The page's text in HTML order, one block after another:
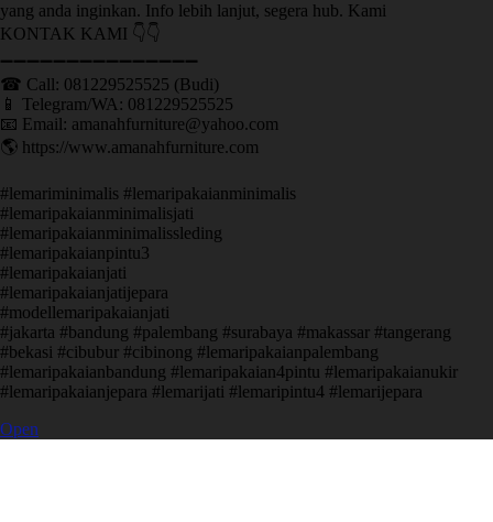
yang anda inginkan. Info lebih lanjut, segera hub. Kami
KONTAK KAMI 👇👇
➖➖➖➖➖➖➖➖➖➖➖➖➖➖➖ ㅤ
☎ Call: 081229525525 (Budi)
📱 Telegram/WA: 081229525525
📧 Email: amanahfurniture@yahoo.com
🌎 https://www.amanahfurniture.com
#lemariminimalis #lemaripakaianminimalis
#lemaripakaianminimalisjati
#lemaripakaianminimalissleding
#lemaripakaianpintu3
#lemaripakaianjati
#lemaripakaianjatijepara
#modellemaripakaianjati
#jakarta #bandung #palembang #surabaya #makassar #tangerang
#bekasi #cibubur #cibinong #lemaripakaianpalembang
#lemaripakaianbandung #lemaripakaian4pintu #lemaripakaianukir
#lemaripakaianjepara #lemarijati #lemaripintu4 #lemarijepara
Open